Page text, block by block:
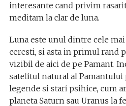
interesante cand privim
meditam la clar de luna.
Luna este unul dintre cele
ceresti, si asta in primul rand
vizibil de aici de pe Pamant.
satelitul natural al Pamantului
legende si stari psihice, cum
planeta Saturn sau Uranus la